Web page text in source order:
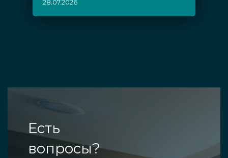
28.07.2026
Есть
вопросы?